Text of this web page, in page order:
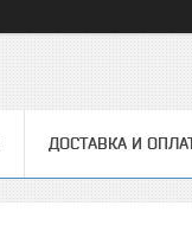
ДОСТАВКА И